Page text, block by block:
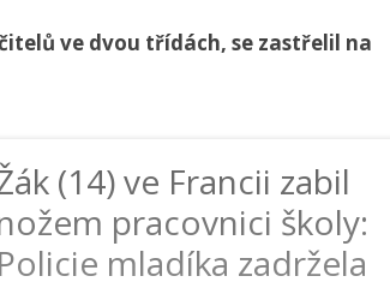
ve dvou třídách, se zastřelil na
(14) ve Francii zabil
pracovnici školy:
Policie mladíka zadržela